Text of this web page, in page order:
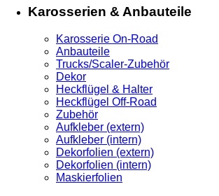
Karosserien & Anbauteile
Karosserie On-Road
Anbauteile
Trucks/Scaler-Zubehör
Dekor
Heckflügel & Halter
Heckflügel Off-Road
Zubehör
Aufkleber (extern)
Aufkleber (intern)
Dekorfolien (extern)
Dekorfolien (intern)
Maskierfolien